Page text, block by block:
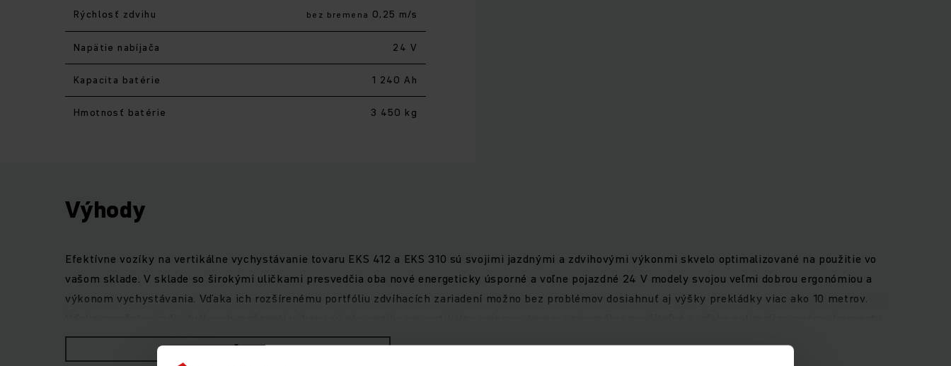
Rýchlosť zdvihu bez bremena 0,25 m/s
Napätie nabíjača 24 V
Kapacita batérie 1 240 Ah
Hmotnosť batérie 3 450 kg
Výhody
Efektívne vozíky na vertikálne vychystávanie tovaru EKS 412 a EKS 310 sú svojimi jazdnými a zdvihovými výkonmi skvelo optimalizované na použitie vo
vašom sklade. V sklade so širokými uličkami presvedčia oba nové energeticky úsporné a voľne pojazdné 24 V modely svojou veľmi dobrou ergonómiou a
výkonom vychystávania. Vďaka ich rozšírenému portfóliu zdvíhacích zariadení možno bez problémov dosiahnuť aj výšky prekládky viac ako 10 metrov.
obsluhy, ako aj výhľadu z vozíka, umožňujú mimoriadne ergonomickú prácu. Či už s výkonnou lítiovo-iónovou výdržou alebo pomocou oloveno-
kyselinových batérií: Naše nové vozíky na vertikálnu prípravu tovaru EKS 412 a EKS 310 v sebe spájajú optimálne vychystávacie výkony a presvedčivú
ZOBRAZIŤ VIAC